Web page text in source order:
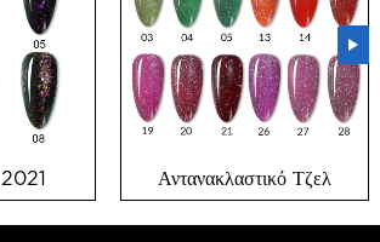
Αντανακλαστικό Τζελ